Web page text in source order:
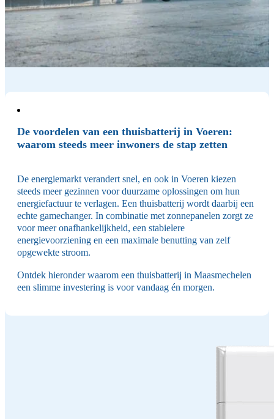
De voordelen van een thuisbatterij in Voeren:
waarom steeds meer inwoners de stap zetten
De energiemarkt verandert snel, en ook in Voeren kiezen
steeds meer gezinnen voor duurzame oplossingen om hun
energiefactuur te verlagen. Een thuisbatterij wordt daarbij een
echte gamechanger. In combinatie met zonnepanelen zorgt ze
voor meer onafhankelijkheid, een stabielere
energievoorziening en een maximale benutting van zelf
opgewekte stroom.
Ontdek hieronder waarom een thuisbatterij in Maasmechelen
een slimme investering is voor vandaag én morgen.